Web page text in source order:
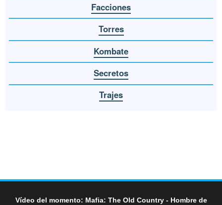
Facciones
Torres
Kombate
Secretos
Trajes
Vídeo del momento: Mafia: The Old Country - Hombre de